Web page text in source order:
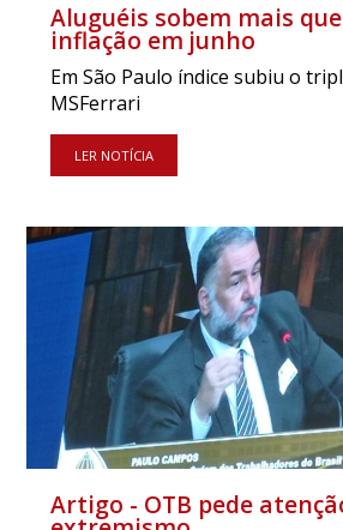
Aluguéis sobem mais
inflação em junho
Em São Paulo índice subiu o
MSFerrari
LER NOTÍCIA
Artigo - OTB pede